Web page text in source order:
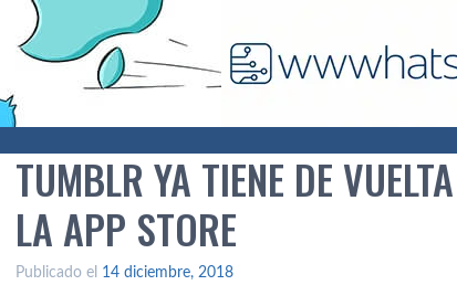
TUMBLR YA TIENE DE
LA APP STORE
Publicado el 14 diciembre, 2018